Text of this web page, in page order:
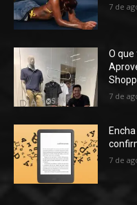
7 de
O
7 de
7 de